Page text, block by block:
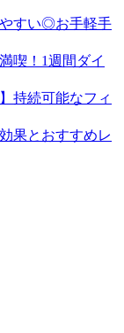
やすい◎お手軽手
喫！1週間ダイ
持続可能なフィ
果とおすすめレ